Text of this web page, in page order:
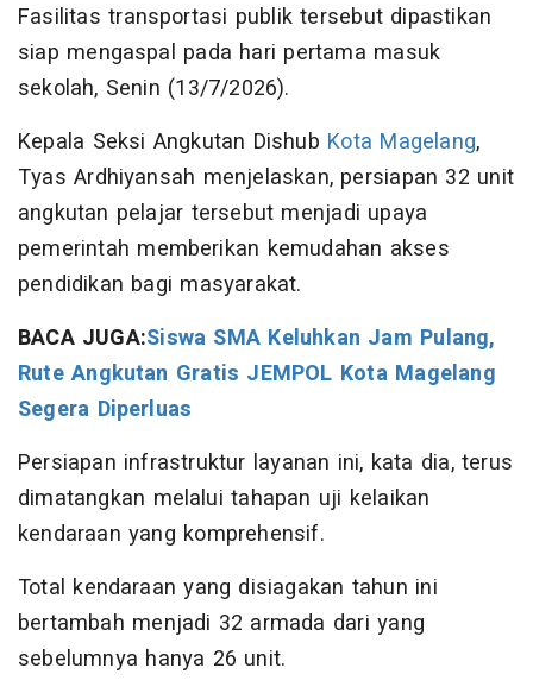
Fasilitas transportasi publik tersebut dipastikan
siap mengaspal pada hari pertama masuk
sekolah, Senin (13/7/2026).
Kepala Seksi Angkutan Dishub Kota Magelang,
Tyas Ardhiyansah menjelaskan, persiapan 32 unit
angkutan pelajar tersebut menjadi upaya
pemerintah memberikan kemudahan akses
pendidikan bagi masyarakat.
BACA JUGA:Siswa SMA Keluhkan Jam Pulang,
Rute Angkutan Gratis JEMPOL Kota Magelang
Segera Diperluas
Persiapan infrastruktur layanan ini, kata dia, terus
dimatangkan melalui tahapan uji kelaikan
kendaraan yang komprehensif.
Total kendaraan yang disiagakan tahun ini
bertambah menjadi 32 armada dari yang
sebelumnya hanya 26 unit.